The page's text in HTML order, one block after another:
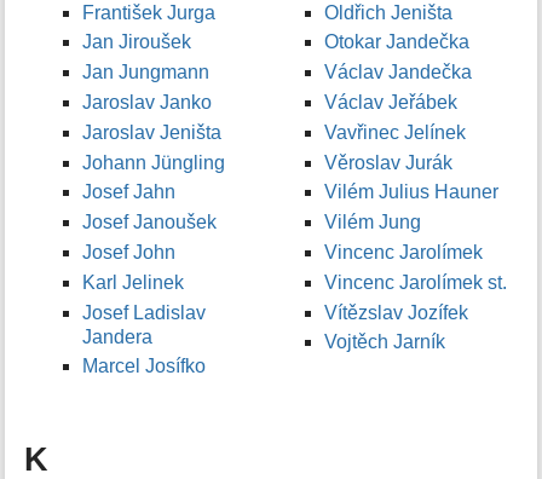
František Jurga
Jan Jiroušek
Jan Jungmann
Jaroslav Janko
Jaroslav Jeništa
Johann Jüngling
Josef Jahn
Josef Janoušek
Josef John
Karl Jelinek
Josef Ladislav
Jandera
Marcel Josífko
Oldřich Jeništa
Otokar Jandečka
Václav Jandečka
Václav Jeřábek
Vavřinec Jelínek
Věroslav Jurák
Vilém Julius Hauner
Vilém Jung
Vincenc Jarolímek
Vincenc Jarolímek st.
Vítězslav Jozífek
Vojtěch Jarník
K